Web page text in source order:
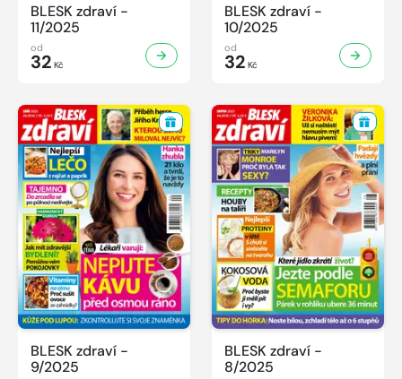
BLESK zdraví -
11/2025
od
32 Kč
BLESK zdraví -
10/2025
od
32 Kč
BLESK zdraví -
9/2025
BLESK zdraví -
8/2025